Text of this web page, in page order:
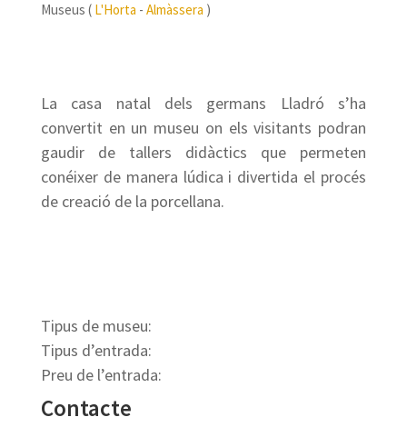
Museus ( L'Horta - Almàssera )
La casa natal dels germans Lladró s’ha
convertit en un museu on els visitants podran
gaudir de tallers didàctics que permeten
conéixer de manera lúdica i divertida el procés
de creació de la porcellana.
Tipus de museu:
Tipus d’entrada:
Preu de l’entrada:
Contacte